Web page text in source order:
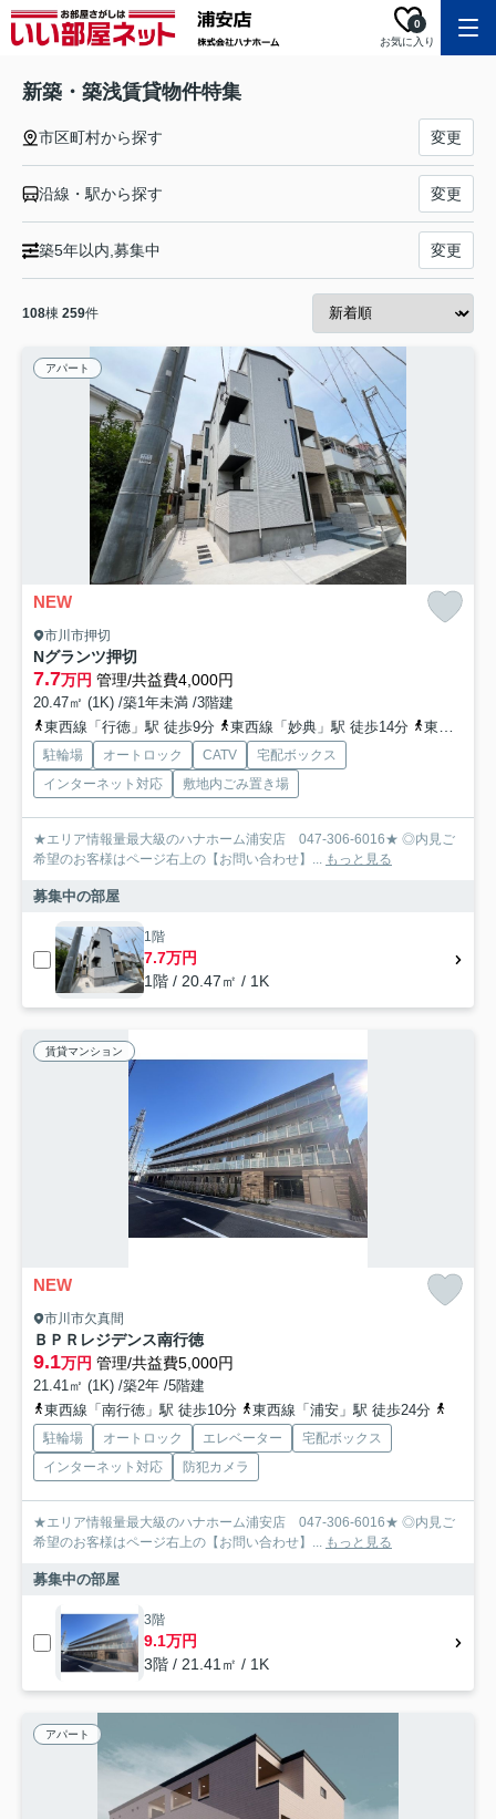
お気に入り
0
新築・築浅賃貸物件特集
市区町村から探す 変更
沿線・駅から探す 変更
築5年以内,募集中 変更
108棟 259件
アパート
NEW
市川市押切
Nグランツ押切
7.7万円 管理/共益費4,000円
20.47㎡ (1K) /築1年未満 /3階建
東西線「行徳」駅 徒歩9分
東西線「妙典」駅 徒歩14分 東西線「南行徳」駅 徒歩29分
駐輪場 オートロック CATV
宅配ボックス
インターネット対応
敷地内ごみ置き場
★エリア情報量最大級のハナホーム浦安店 047-306-6016★ ◎内見ご
希望のお客様はページ右上の【お問い合わせ】... もっと見る
募集中の部屋
1階
7.7万円
1階 / 20.47㎡ / 1K
賃貸マンション
NEW
市川市欠真間
ＢＰＲレジデンス南行徳
9.1万円 管理/共益費5,000円
21.41㎡ (1K) /築2年 /5階建
東西線「南行徳」駅 徒歩10分
東西線「浦安」駅 徒歩24分
駐輪場 オートロック エレベーター
宅配ボックス
インターネット対応
防犯カメラ
★エリア情報量最大級のハナホーム浦安店 047-306-6016★ ◎内見ご
希望のお客様はページ右上の【お問い合わせ】... もっと見る
募集中の部屋
3階
9.1万円
3階 / 21.41㎡ / 1K
アパート